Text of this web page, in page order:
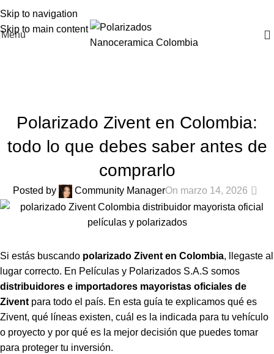
Skip to navigation
Skip to main content
Menu
Polarizado Zivent en Colombia:
todo lo que debes saber antes de
comprarlo
Posted by Community ManagerOn marzo 14, 2026 0
Si estás buscando polarizado Zivent en Colombia, llegaste al
lugar correcto. En Películas y Polarizados S.A.S somos
distribuidores e importadores mayoristas oficiales de
Zivent para todo el país. En esta guía te explicamos qué es
Zivent, qué líneas existen, cuál es la indicada para tu vehículo
o proyecto y por qué es la mejor decisión que puedes tomar
para proteger tu inversión.